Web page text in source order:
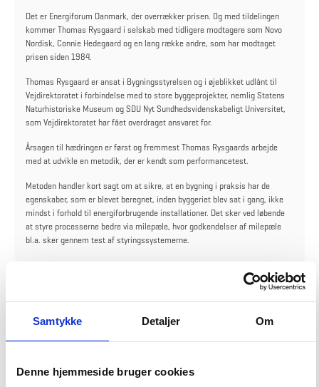
Samtykke Detaljer Om
Denne hjemmeside bruger cookies
Det er Energiforum Danmark, der overrækker prisen. Og med tildelingen
kommer Thomas Rysgaard i selskab med tidligere modtagere som Novo
Nordisk, Connie Hedegaard og en lang række andre, som har modtaget
prisen siden 1984.
Thomas Rysgaard er ansat i Bygningsstyrelsen og i øjeblikket udlånt til
Vejdirektoratet i forbindelse med to store byggeprojekter, nemlig Statens
Naturhistoriske Museum og SDU Nyt Sundhedsvidenskabeligt Universitet,
som Vejdirektoratet har fået overdraget ansvaret for.
Årsagen til hædringen er først og fremmest Thomas Rysgaards arbejde
med at udvikle en metodik, der er kendt som performancetest.
Metoden handler kort sagt om at sikre, at en bygning i praksis har de
egenskaber, som er blevet beregnet, inden byggeriet blev sat i gang, ikke
mindst i forhold til energiforbrugende installationer. Det sker ved løbende
at styre processerne bedre via milepæle, hvor godkendelser af milepæle
bl.a. sker gennem test af styringssystemerne.
Thomas Rysgaard er både glad og stolt over prisen, selvom der stadig
udestår arbejde med at få teori og praksis til at mødes i det færdige
aftaletraditioner, som ikke understøtter installationsdelen. Den tekniske
del af performancetestene er robust nu, men den styringsmæssige del